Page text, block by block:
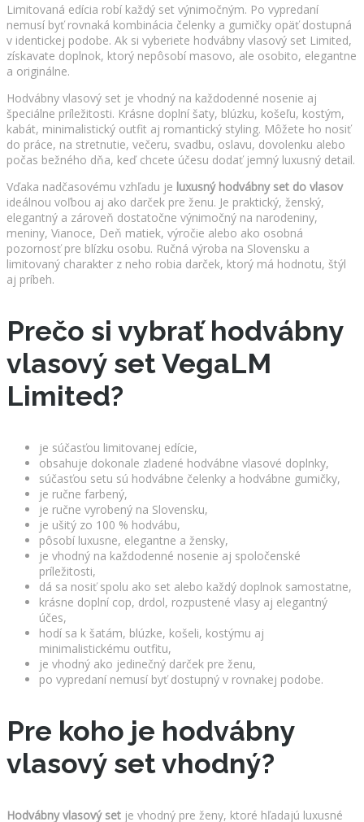
Limitovaná edícia robí každý set výnimočným. Po vypredaní
nemusí byť rovnaká kombinácia čelenky a gumičky opäť dostupná
v identickej podobe. Ak si vyberiete hodvábny vlasový set Limited,
získavate doplnok, ktorý nepôsobí masovo, ale osobito, elegantne
a originálne.
Hodvábny vlasový set je vhodný na každodenné nosenie aj
špeciálne príležitosti. Krásne doplní šaty, blúzku, košeľu, kostým,
kabát, minimalistický outfit aj romantický styling. Môžete ho nosiť
do práce, na stretnutie, večeru, svadbu, oslavu, dovolenku alebo
počas bežného dňa, keď chcete účesu dodať jemný luxusný detail.
Vďaka nadčasovému vzhľadu je luxusný hodvábny set do vlasov
ideálnou voľbou aj ako darček pre ženu. Je praktický, ženský,
elegantný a zároveň dostatočne výnimočný na narodeniny,
meniny, Vianoce, Deň matiek, výročie alebo ako osobná
pozornosť pre blízku osobu. Ručná výroba na Slovensku a
limitovaný charakter z neho robia darček, ktorý má hodnotu, štýl
aj príbeh.
Prečo si vybrať hodvábny
vlasový set VegaLM
Limited?
je súčasťou limitovanej edície,
obsahuje dokonale zladené hodvábne vlasové doplnky,
súčasťou setu sú hodvábne čelenky a hodvábne gumičky,
je ručne farbený,
je ručne vyrobený na Slovensku,
je ušitý zo 100 % hodvábu,
pôsobí luxusne, elegantne a žensky,
je vhodný na každodenné nosenie aj spoločenské
príležitosti,
dá sa nosiť spolu ako set alebo každý doplnok samostatne,
krásne doplní cop, drdol, rozpustené vlasy aj elegantný
účes,
hodí sa k šatám, blúzke, košeli, kostýmu aj
minimalistickému outfitu,
je vhodný ako jedinečný darček pre ženu,
po vypredaní nemusí byť dostupný v rovnakej podobe.
Pre koho je hodvábny
vlasový set vhodný?
Hodvábny vlasový set je vhodný pre ženy, ktoré hľadajú luxusné